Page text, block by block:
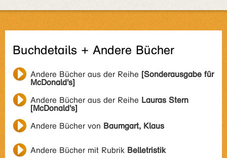
Buchdetails + Andere Bücher
Andere Bücher aus der Reihe [Sonderausgabe für
McDonald's]
Andere Bücher aus der Reihe Lauras Stern
[McDonald's]
Andere Bücher von Baumgart, Klaus
Andere Bücher mit Rubrik Belletristik